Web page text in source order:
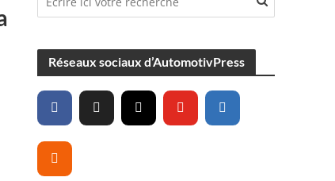
Réseaux sociaux d’AutomotivPress